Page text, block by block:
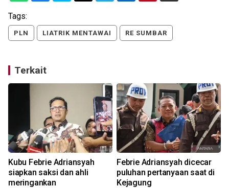
Tags:
PLN LIATRIK MENTAWAI RE SUMBAR
Terkait
Kubu Febrie Adriansyah
siapkan saksi dan ahli
meringankan
Febrie Adriansyah dicecar
puluhan pertanyaan saat di
Kejagung